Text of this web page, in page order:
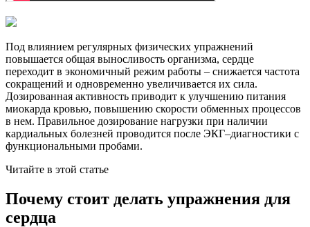
Под влиянием регулярных физических упражнений
повышается общая выносливость организма, сердце
переходит в экономичный режим работы – снижается частота
сокращений и одновременно увеличивается их сила.
Дозированная активность приводит к улучшению питания
миокарда кровью, повышению скорости обменных процессов
в нем. Правильное дозирование нагрузки при наличии
кардиальных болезней проводится после ЭКГ–диагностики с
функциональными пробами.
Читайте в этой статье
Почему стоит делать упражнения для
сердца